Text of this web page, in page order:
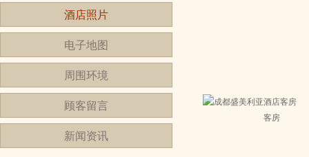
酒店照片
电子地图
周围环境
顾客留言
新闻资讯
客房